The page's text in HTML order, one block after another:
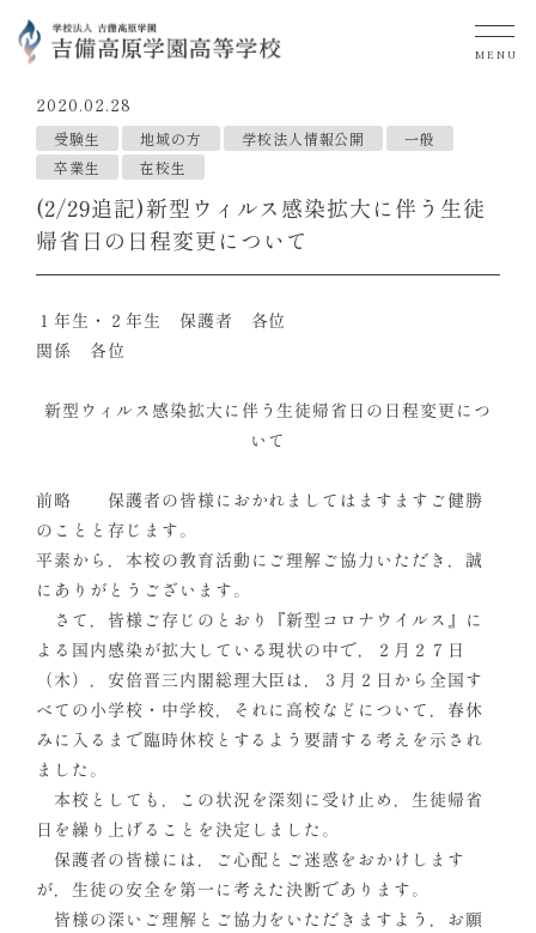
MENU
2020.02.28
受験生 地域の方 学校法人情報公開
一般
卒業生
在校生
(2/29追記)新型ウィルス感染拡大に伴う生徒
帰省日の日程変更について
１年生・２年生 保護者 各位
関係 各位
新型ウィルス感染拡大に伴う生徒帰省日の日程変更につ
いて
前略 保護者の皆様におかれましてはますますご健勝
のことと存じます。
平素から，本校の教育活動にご理解ご協力いただき，誠
にありがとうございます。
さて，皆様ご存じのとおり『新型コロナウイルス』に
よる国内感染が拡大している現状の中で，２月２７日
（木），安倍晋三内閣総理大臣は，３月２日から全国す
べての小学校・中学校，それに高校などについて，春休
みに入るまで臨時休校とするよう要請する考えを示され
ました。
本校としても，この状況を深刻に受け止め，生徒帰省
日を繰り上げることを決定しました。
保護者の皆様には，ご心配とご迷惑をおかけします
が，生徒の安全を第一に考えた決断であります。
皆様の深いご理解とご協力をいただきますよう，お願